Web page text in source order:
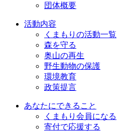
団体概要
活動内容
くまもりの活動一覧
森を守る
奥山の再生
野生動物の保護
環境教育
政策提言
あなたにできること
くまもり会員になる
寄付で応援する